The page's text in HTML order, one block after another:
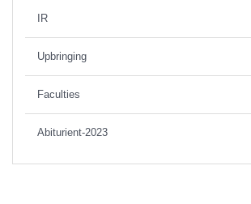
IR
Upbringing
Faculties
Abiturient-2023